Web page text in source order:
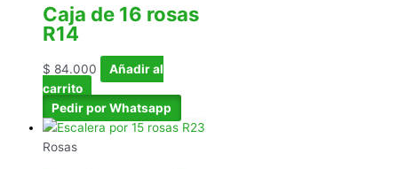
Caja de 16 rosas
R14
$ 84.000
Añadir al
carrito
Pedir por Whatsapp
Rosas